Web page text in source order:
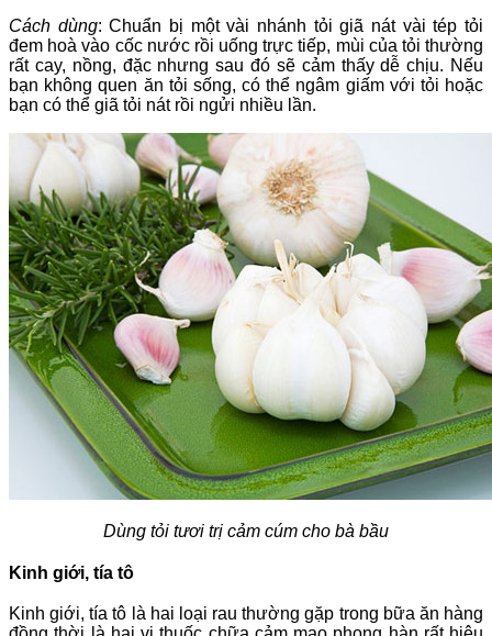
Cách dùng: Chuẩn bị một vài nhánh tỏi giã nát vài tép tỏi
đem hoà vào cốc nước rồi uống trực tiếp, mùi của tỏi thường
rất cay, nồng, đặc nhưng sau đó sẽ cảm thấy dễ chịu. Nếu
bạn không quen ăn tỏi sống, có thể ngâm giấm với tỏi hoặc
bạn có thể giã tỏi nát rồi ngửi nhiều lần.
Dùng tỏi tươi trị cảm cúm cho bà bầu
Kinh giới, tía tô
Kinh giới, tía tô là hai loại rau thường gặp trong bữa ăn hàng